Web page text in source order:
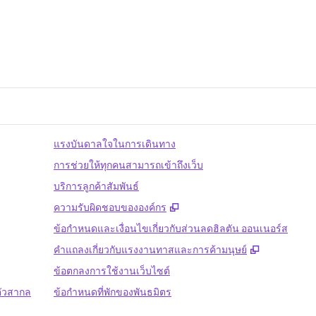
สากล
แรงบันดาลใจในการเดินทาง
การช่วยให้ทุกคนสามารถเข้าถึงเว็บ
บริการลูกค้าสัมพันธ์
ความรับผิดชอบขององค์กร
,
ข้อกำหนดและเงื่อนไขเกี่ยวกับส่วนลดฮิลตัน ออนเนอร์ส
คําแถลงเกี่ยวกับแรงงานทาสและการค้ามนุษย์
,
ข้อตกลงการใช้งานเว็บไซต์
ข้อกําหนดที่พักของพันธมิตร